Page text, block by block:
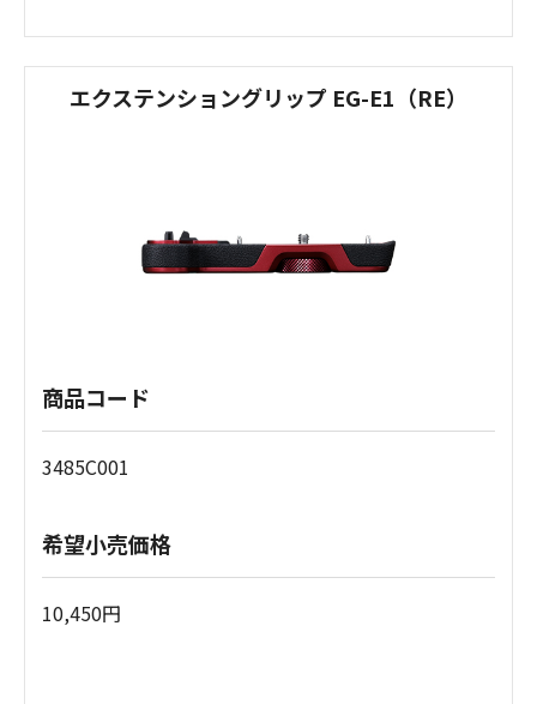
エクステンショングリップ EG-E1（RE）
商品コード
3485C001
希望小売価格
10,450円